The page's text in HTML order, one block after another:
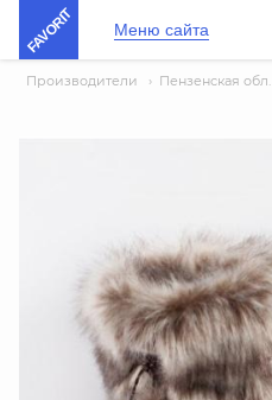
FAVORIT Меню сайта
Производители › Пензенская обл.